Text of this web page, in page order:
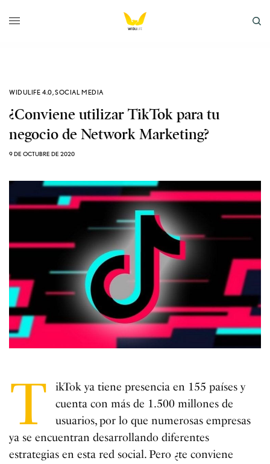
WIDULIFE 4.0,SOCIAL MEDIA
¿Conviene utilizar TikTok para tu
negocio de Network Marketing?
9 DE OCTUBRE DE 2020
T
ikTok ya tiene presencia en 155 países y
cuenta con más de 1.500 millones de
usuarios, por lo que numerosas empresas
ya se encuentran desarrollando diferentes
estrategias en esta red social. Pero ¿te conviene